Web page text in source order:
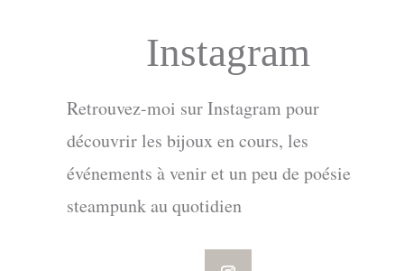
Instagram
Retrouvez-moi sur Instagram pour
découvrir les bijoux en cours, les
événements à venir et un peu de poésie
steampunk au quotidien